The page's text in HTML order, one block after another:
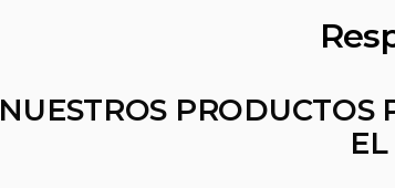
NUESTROS PRODUCTOS